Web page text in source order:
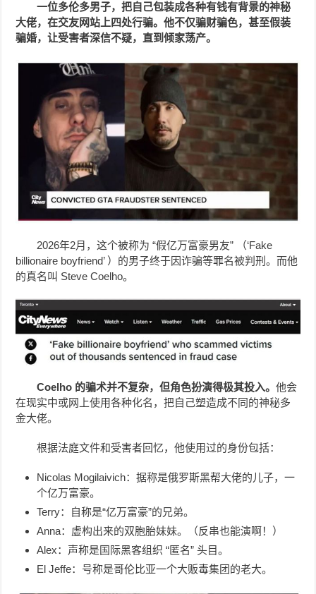
一位多伦多男子，把自己包装成各种有钱有背景的神秘
大佬，在交友网站上四处行骗。他不仅骗财骗色，甚至假装
骗婚，让受害者深信不疑，直到倾家荡产。
2026年2月，这个被称为 “假亿万富豪男友” （‘Fake
billionaire boyfriend’ ）的男子终于因诈骗等罪名被判刑。而他
的真名叫 Steve Coelho。
Coelho 的骗术并不复杂，但角色扮演得极其投入。他会
在现实中或网上使用各种化名，把自己塑造成不同的神秘多
金大佬。
根据法庭文件和受害者回忆，他使用过的身份包括：
Nicolas Mogilaivich：据称是俄罗斯黑帮大佬的儿子，一
个亿万富豪。
Terry：自称是“亿万富豪”的兄弟。
Anna：虚构出来的双胞胎妹妹。（反串也能演啊！）
Alex：声称是国际黑客组织 “匿名” 头目。
El Jeffe：号称是哥伦比亚一个大贩毒集团的老大。